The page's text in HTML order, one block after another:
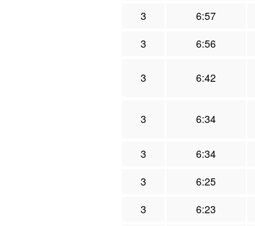
3
6:57
3
6:56
3 6:42
3 6:34
3
6:34
3
6:25
3
6:23